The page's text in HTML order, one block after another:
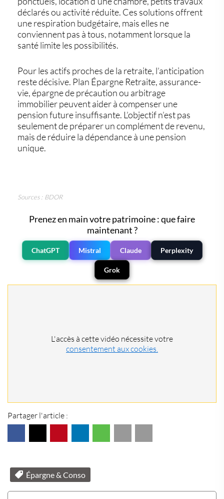
déclarés ou activité réduite. Ces solutions offrent
une respiration budgétaire, mais elles ne
conviennent pas à tous, notamment lorsque la
santé limite les possibilités.
Pour les actifs proches de la retraite, l’anticipation
reste décisive. Plan Épargne Retraite, assurance-
vie, épargne de précaution ou arbitrage
immobilier peuvent aider à compenser une
pension future insuffisante. L’objectif n’est pas
seulement de préparer un complément de revenu,
mais de réduire la dépendance à une pension
unique.
Sources : BDOR
Prenez en main votre patrimoine : que faire
maintenant ?
ChatGPT Mistral Claude Perplexity
Grok
L'accès à cette vidéo nécessite votre
consentement aux cookies.
Partager l'article :
Épargne & Conso